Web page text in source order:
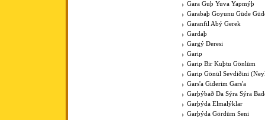
Gara Guþ Yuva Yapmýþ
Garabaþ Goyunu Güde
Garanfil Abý Gerek
Gardaþ
Gargý Deresi
Garip
Garip Bir Kuþtu Gönlüm
Garip Gönül Sevdiðini
Gars'a Giderim Gars'a
Garþýbað Da Sýra Sýra
Garþýda Elmalýklar
Garþýda Gördüm Seni